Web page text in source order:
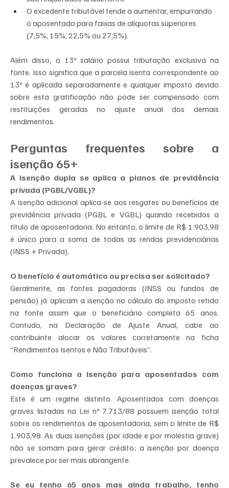
O excedente tributável tende a aumentar, empurrando
o aposentado para faixas de alíquotas superiores
(7,5%, 15%, 22,5% ou 27,5%).
Além disso, o 13º salário possui tributação exclusiva na
fonte. Isso significa que a parcela isenta correspondente ao
13º é aplicada separadamente e qualquer imposto devido
sobre esta gratificação não pode ser compensado com
restituições geradas no ajuste anual dos demais
rendimentos.
Perguntas frequentes sobre a
isenção 65+
A isenção dupla se aplica a planos de previdência
privada (PGBL/VGBL)?
A isenção adicional aplica-se aos resgates ou benefícios de
previdência privada (PGBL e VGBL) quando recebidos a
título de aposentadoria. No entanto, o limite de R$ 1.903,98
é único para a soma de todas as rendas previdenciárias
(INSS + Privada).
O benefício é automático ou precisa ser solicitado?
Geralmente, as fontes pagadoras (INSS ou fundos de
pensão) já aplicam a isenção no cálculo do imposto retido
na fonte assim que o beneficiário completa 65 anos.
Contudo, na Declaração de Ajuste Anual, cabe ao
contribuinte alocar os valores corretamente na ficha
“Rendimentos Isentos e Não Tributáveis”.
Como funciona a isenção para aposentados com
doenças graves?
Este é um regime distinto. Aposentados com doenças
graves listadas na Lei nº 7.713/88 possuem isenção total
sobre os rendimentos de aposentadoria, sem o limite de R$
1.903,98. As duas isenções (por idade e por moléstia grave)
não se somam para gerar crédito; a isenção por doença
prevalece por ser mais abrangente.
Se eu tenho 65 anos mas ainda trabalho, tenho